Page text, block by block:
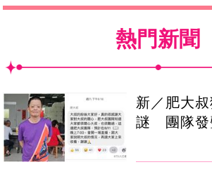
熱門新聞
新／肥大
謎 團隊發